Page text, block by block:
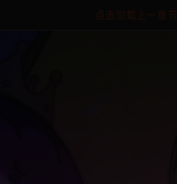
点击加载上一章节